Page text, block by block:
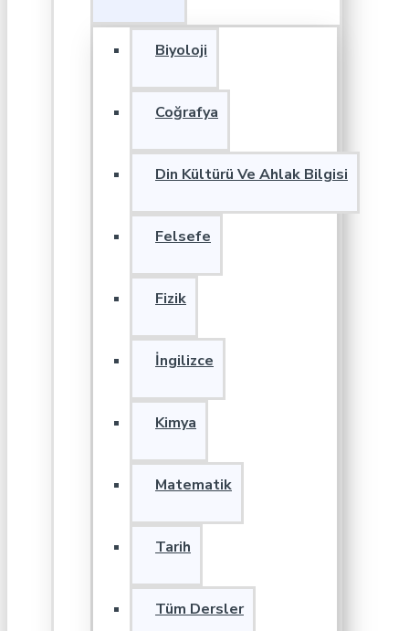
Biyoloji
Coğrafya
Din Kültürü Ve Ahlak Bilgisi
Felsefe
Fizik
İngilizce
Kimya
Matematik
Tarih
Tüm Dersler